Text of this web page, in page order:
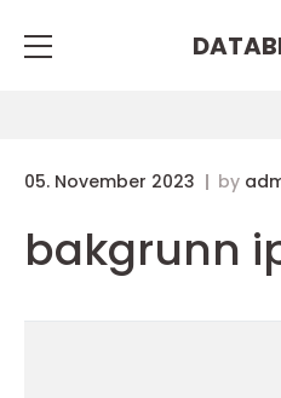
05. November 2023 by
bakgrunn